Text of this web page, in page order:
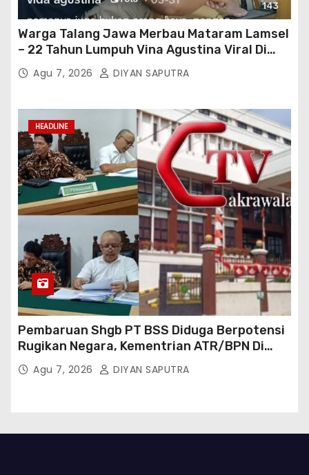
Warga Talang Jawa Merbau Mataram Lamsel
– 22 Tahun Lumpuh Vina Agustina Viral Di
Tiktok Inginkan Kursi Roda Listrik, Kepala
Perwakilan Provinsi Lampung Media
Bertindak
Agu 7, 2026 DIYAN SAPUTRA
HEADLINE
Pembaruan Shgb PT BSS Diduga Berpotensi
Rugikan Negara, Kementrian ATR/BPN Di
Gugat Di PTUN Jakarta
Agu 7, 2026 DIYAN SAPUTRA